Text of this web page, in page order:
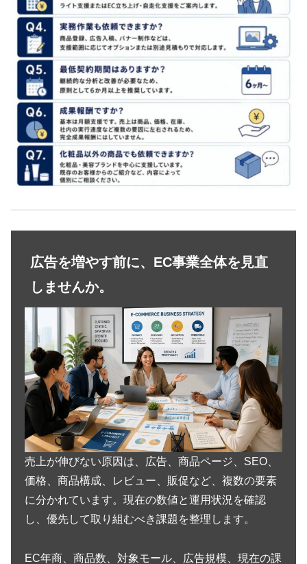
広告を増やす前に、EC事業全体を見直
しませんか。
売上が伸びない原因は、広告、商品ページ、SEO、
価格、商品構成、レビュー、販促など、複数の要素
に分かれています。現在の数値と運用状況を確認
し、優先して取り組むべき課題を整理します。
EC年商、商品数、対象モール、広告規模、現在の課